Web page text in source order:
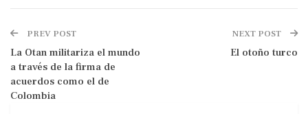
PREV POST
La Otan militariza el mundo
a través de la firma de
acuerdos como el de
Colombia
NEXT POST
El otoño turco